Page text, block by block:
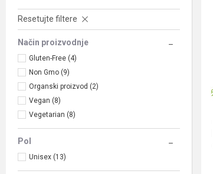
Resetujte filtere
Način proizvodnje
Gluten-Free (4)
Non Gmo (9)
Organski proizvod (2)
Vegan (8)
Vegetarian (8)
Pol
Unisex (13)